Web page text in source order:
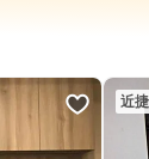
近